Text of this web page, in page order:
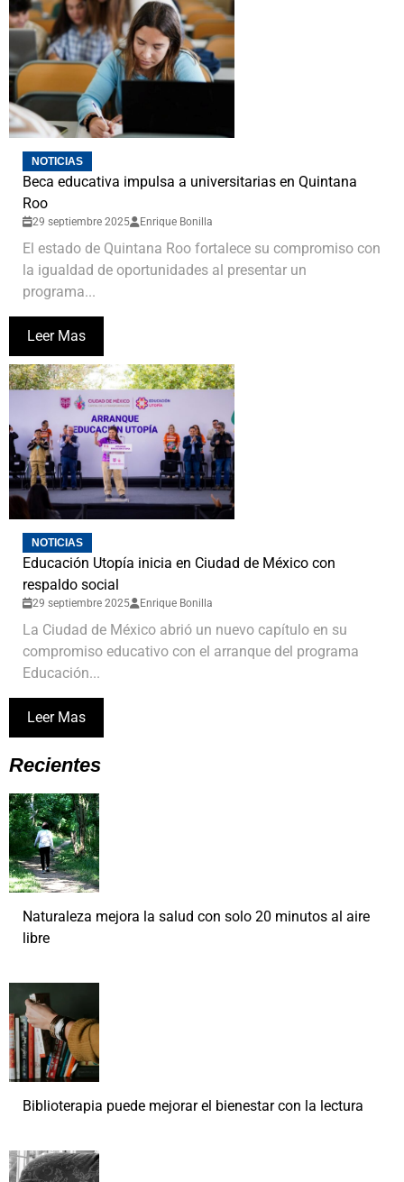
NOTICIAS
Beca educativa impulsa a universitarias en Quintana
Roo
29 septiembre 2025 Enrique Bonilla
El estado de Quintana Roo fortalece su compromiso con
la igualdad de oportunidades al presentar un
programa...
Leer Mas
NOTICIAS
Educación Utopía inicia en Ciudad de México con
respaldo social
29 septiembre 2025 Enrique Bonilla
La Ciudad de México abrió un nuevo capítulo en su
compromiso educativo con el arranque del programa
Educación...
Leer Mas
Recientes
Naturaleza mejora la salud con solo 20 minutos al aire
libre
Biblioterapia puede mejorar el bienestar con la lectura